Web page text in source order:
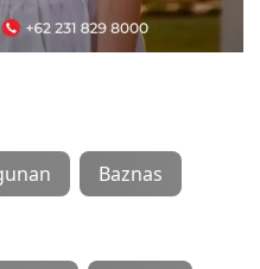
Baznas